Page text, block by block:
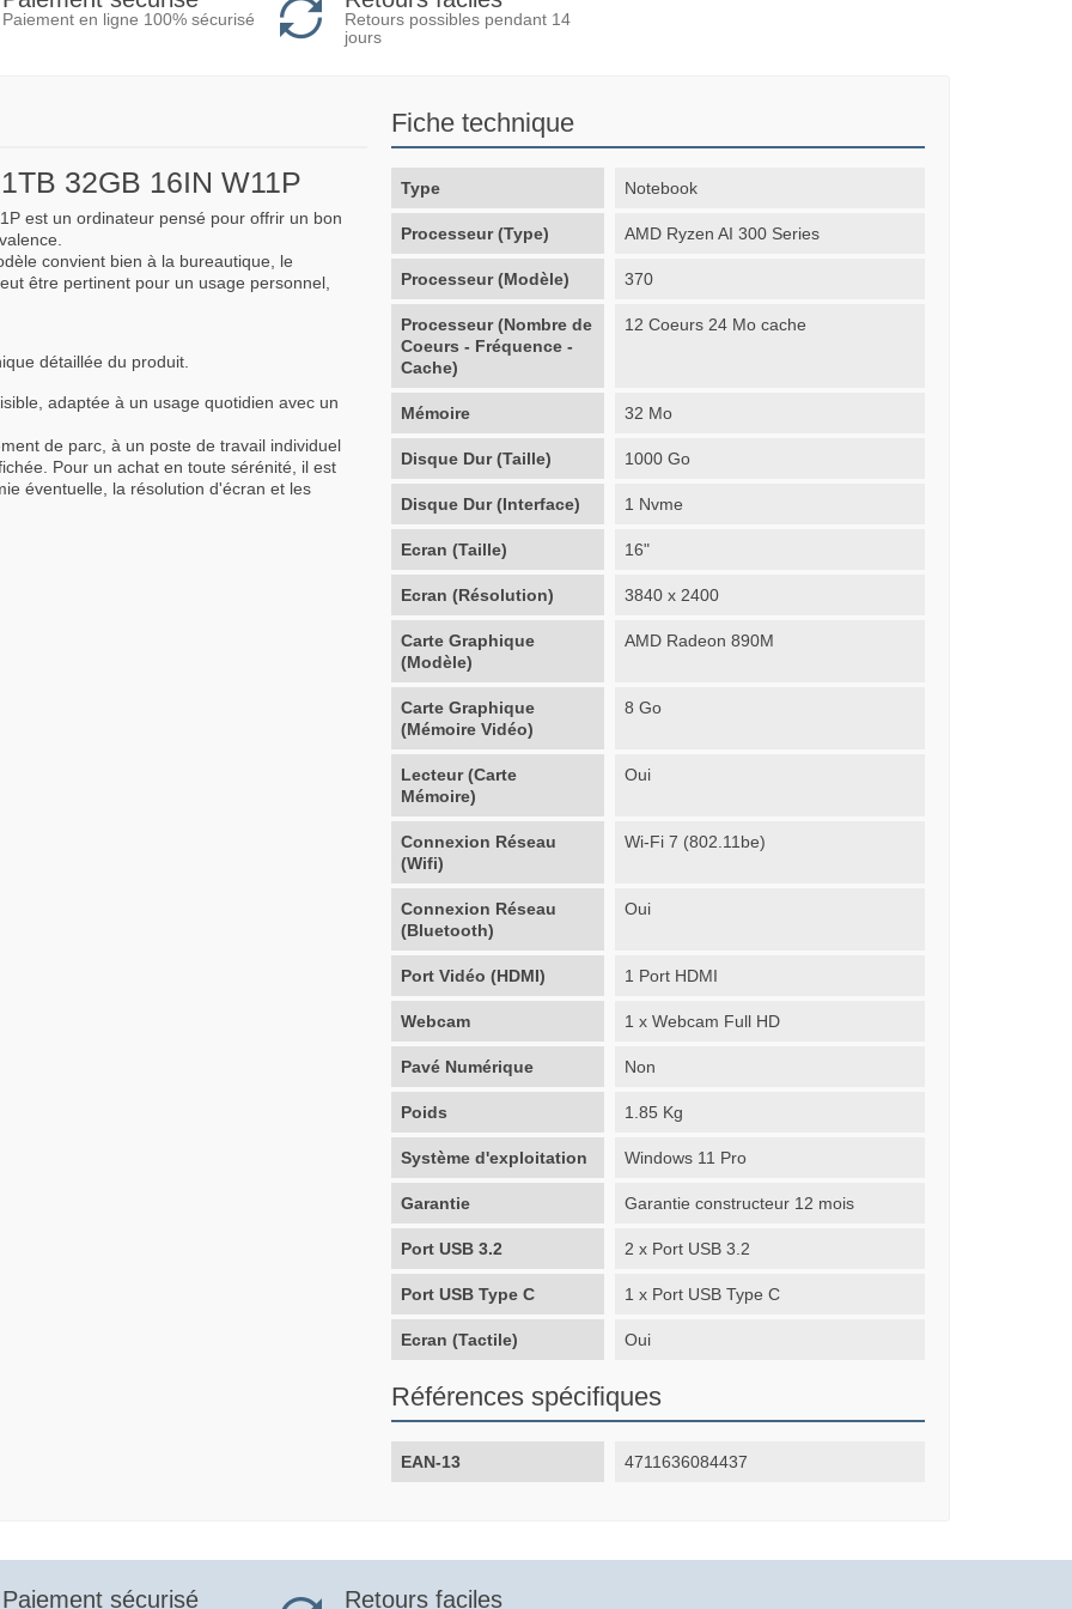
Paiement en ligne 100% sécurisé
Retours possibles pendant 14
jours
32GB 16IN W11P
est un ordinateur pensé pour offrir un bon
convient bien à la bureautique, le
être pertinent pour un usage personnel,
détaillée du produit.
adaptée à un usage quotidien avec un
de parc, à un poste de travail individuel
Pour un achat en toute sérénité, il est
éventuelle, la résolution d'écran et les
Fiche technique
Type Notebook
Processeur (Type) AMD Ryzen AI 300 Series
Processeur (Modèle) 370
Processeur (Nombre de
Coeurs - Fréquence -
Cache)
12 Coeurs 24 Mo cache
Mémoire 32 Mo
Disque Dur (Taille) 1000 Go
Disque Dur (Interface) 1 Nvme
Ecran (Taille) 16"
Ecran (Résolution) 3840 x 2400
Carte Graphique
(Modèle)
AMD Radeon 890M
Carte Graphique
(Mémoire Vidéo)
8 Go
Lecteur (Carte
Mémoire)
Oui
Connexion Réseau
(Wifi)
Wi-Fi 7 (802.11be)
Connexion Réseau
(Bluetooth)
Oui
Port Vidéo (HDMI) 1 Port HDMI
Webcam 1 x Webcam Full HD
Pavé Numérique Non
Poids 1.85 Kg
Système d'exploitation Windows 11 Pro
Garantie Garantie constructeur 12 mois
Port USB 3.2 2 x Port USB 3.2
Port USB Type C 1 x Port USB Type C
Ecran (Tactile) Oui
Références spécifiques
EAN-13 4711636084437
Paiement sécurisé Retours faciles